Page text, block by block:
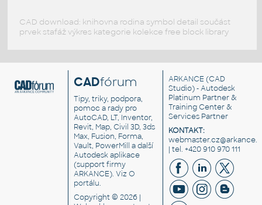
CAD download: knihovna rodina symbol detail součást
prvek stafáž výkres kategorie kolekce free block library
CADfórum
Tipy, triky, podpora,
pomoc a rady pro
AutoCAD, LT, Inventor,
Revit, Map, Civil 3D, 3ds
Max, Fusion, Forma,
Vault, PowerMill a další
Autodesk aplikace
(support firmy
ARKANCE). VizO
portálu.
Copyright © 2026 |
ARKANCE (CAD
Studio) - Autodesk
Platinum Partner &
Training Center &
Services Partner
KONTAKT:
| tel. +420 910 970 111